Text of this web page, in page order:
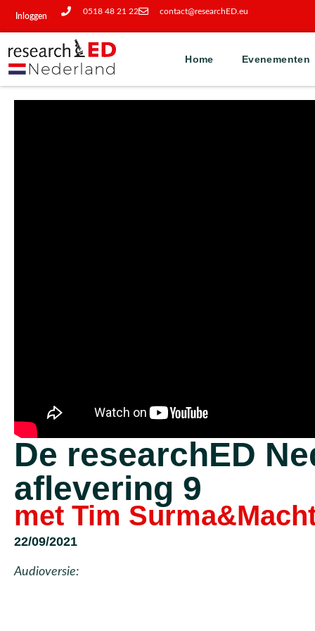
Inloggen
0518 48 21 22 contact@researchED.eu
Home Evenementen
De researchED
aflevering 9
met Tim
22/09/2021
Audioversie: